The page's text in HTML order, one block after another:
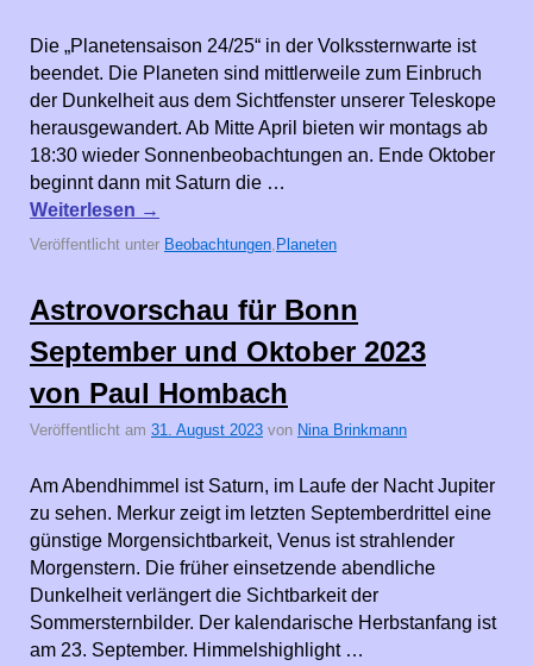
Die „Planetensaison 24/25“ in der Volkssternwarte ist
beendet. Die Planeten sind mittlerweile zum Einbruch
der Dunkelheit aus dem Sichtfenster unserer Teleskope
herausgewandert. Ab Mitte April bieten wir montags ab
18:30 wieder Sonnenbeobachtungen an. Ende Oktober
beginnt dann mit Saturn die …
Weiterlesen →
Veröffentlicht unter Beobachtungen Planeten
Astrovorschau für Bonn
September und Oktober 2023
von Paul Hombach
Veröffentlicht am 31. August 2023 von Nina Brinkmann
Am Abendhimmel ist Saturn, im Laufe der Nacht Jupiter
zu sehen. Merkur zeigt im letzten Septemberdrittel eine
günstige Morgensichtbarkeit, Venus ist strahlender
Morgenstern. Die früher einsetzende abendliche
Dunkelheit verlängert die Sichtbarkeit der
Sommersternbilder. Der kalendarische Herbstanfang ist
am 23. September. Himmelshighlight …